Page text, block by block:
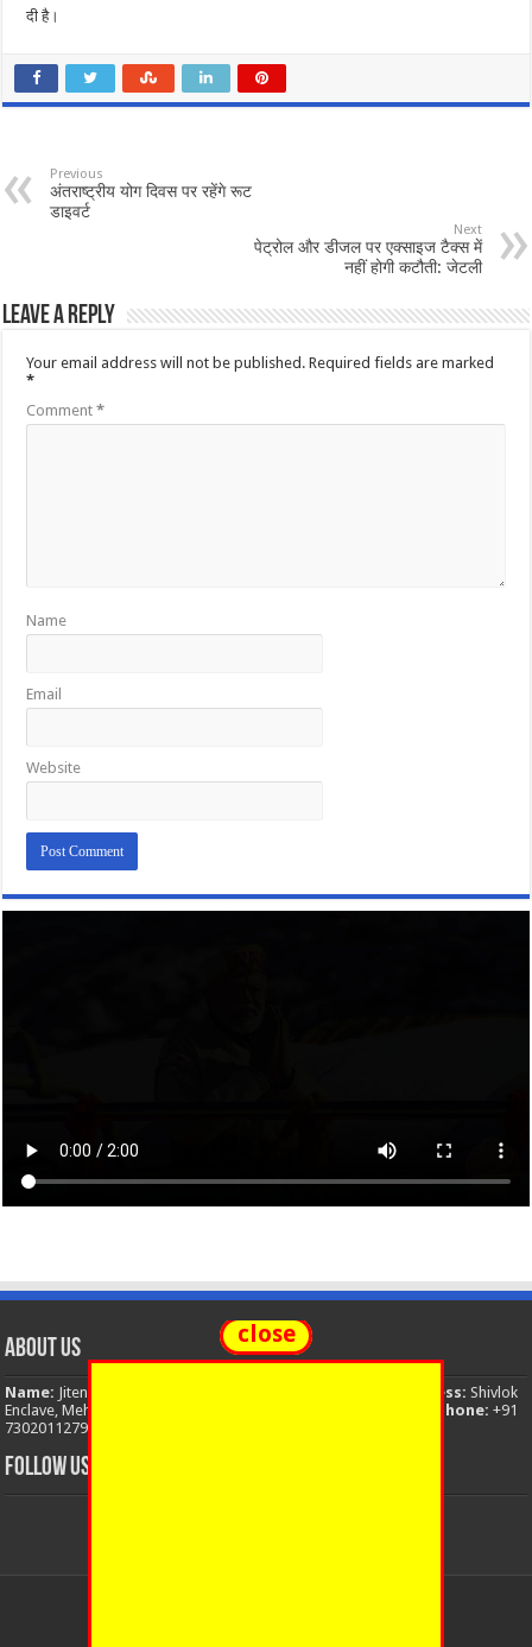
दी है।
Previous
अंतराष्ट्रीय योग दिवस पर रहेंगे रूट
डाइवर्ट
Next
पेट्रोल और डीजल पर एक्साइज टैक्स में
नहीं होगी कटौती: जेटली
Leave a Reply
Your email address will not be published. Required fields are marked
*
Comment*
Name
Email
Website
About Us
Name: Jitendra Singh Address: Shivlok
Enclave, Mehuwala Mafi, Dehradun, Uttarakhand, 248001, India
Phone: +91
7302011279
FOLLOW US
close